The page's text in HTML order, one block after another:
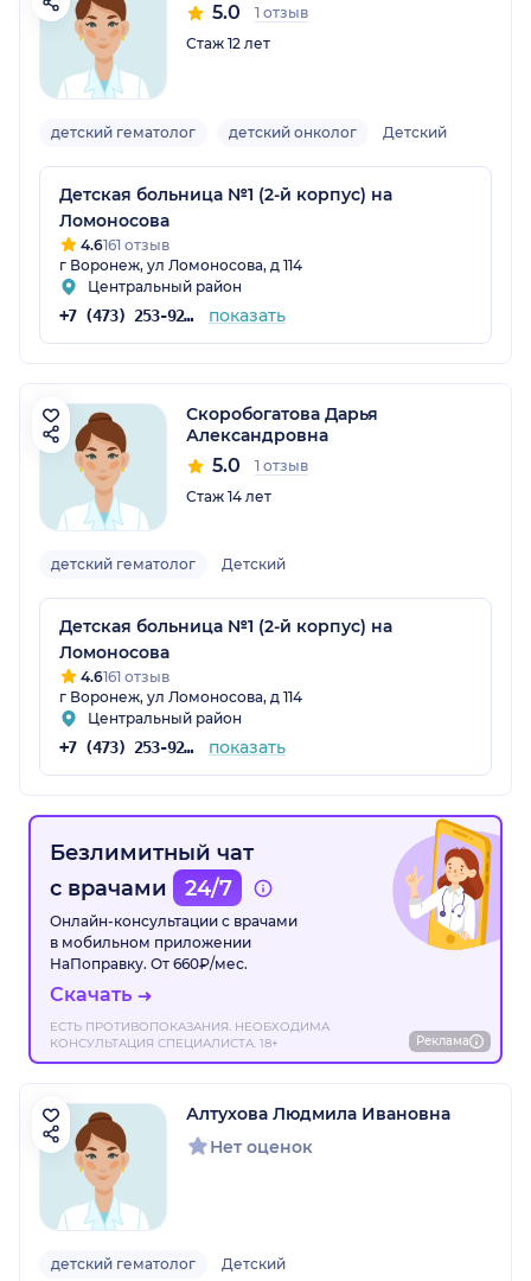
5.0
1 отзыв
Стаж 12 лет
детский гематолог детский онколог Детский
Детская больница №1 (2-й корпус) на
Ломоносова
4.6161 отзыв
г Воронеж, ул Ломоносова, д 114
Центральный район
+7 (473) 253-92-71 показать
Скоробогатова Дарья
Александровна
5.0
1 отзыв
Стаж 14 лет
детский гематолог Детский
Детская больница №1 (2-й корпус) на
Ломоносова
4.6161 отзыв
г Воронеж, ул Ломоносова, д 114
Центральный район
+7 (473) 253-92-71 показать
Безлимитный чат
с врачами
24/7
Онлайн-консультации с врачами
в мобильном приложении
НаПоправку. От 660₽/мес.
Скачать
ЕСТЬ ПРОТИВОПОКАЗАНИЯ. НЕОБХОДИМА
КОНСУЛЬТАЦИЯ СПЕЦИАЛИСТА. 18+
Реклама
Алтухова Людмила Ивановна
Нет оценок
детский гематолог Детский